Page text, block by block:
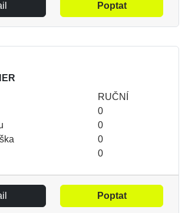
Poptat
RUČNÍ
0
0
0
0
Poptat